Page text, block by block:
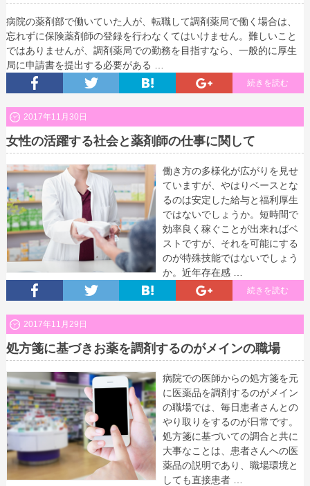
病院の薬剤部で働いていた人が、転職して調剤薬局で働く場合は、
忘れずに保険薬剤師の登録を行わなくてはいけません。難しいこと
ではありませんが、調剤薬局での勤務を目指すなら、一般的に厚生
局に申請書を提出する必要がある …
続きを読む
2017年11月30日
女性の活躍する社会と薬剤師の仕事に関して
働き方の多様化が広がりを見せ
ていますが、やはりベースとな
るのは安定した給与と福利厚生
ではないでしょうか。短時間で
効率良く稼ぐことが出来ればベ
ストですが、それを可能にする
のが特殊技能ではないでしょう
か。近年存在感 …
続きを読む
2017年11月29日
処方箋に基づきお薬を調剤するのがメインの職場
病院での医師からの処方箋を元
に医薬品を調剤するのがメイン
の職場では、毎日患者さんとの
やり取りをするのが日常です。
処方箋に基づいての調合と共に
大事なことは、患者さんへの医
薬品の説明であり、職場環境と
しても直接患者 …